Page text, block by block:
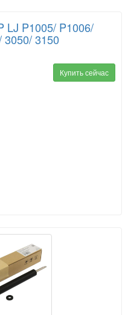
LJ P1005/ P1006/
3050/ 3150
Купить сейчас